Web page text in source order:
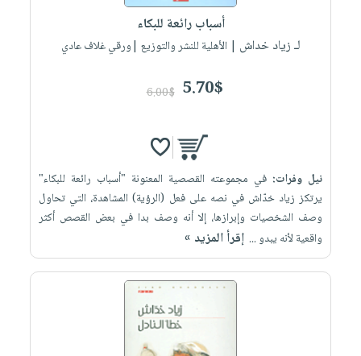
أسباب رائعة للبكاء
لـ زياد خداش | الأهلية للنشر والتوزيع |ورقي غلاف عادي
5.70$
6.00$
نيل وفرات:في مجموعته القصصية المعنونة "أسباب رائعة للبكاء"
يرتكز زياد خدّاش في نصه على فعل (الرؤية) المشاهدة، التي تحاول
وصف الشخصيات وإبرازها، إلا أنه وصف بدا في بعض القصص أكثر
واقعية لأنه يبدو ... إقرأ المزيد »